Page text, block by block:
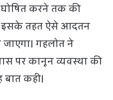
करने तक की
इसके तहत ऐसे आदतन
गहलोत ने
पर कानून व्यवस्था की
कही।